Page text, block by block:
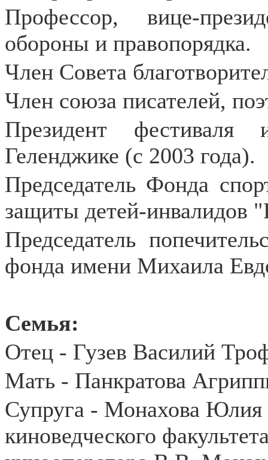
Профессор, вице-
обороны и правопорядка.
Член Совета
Член союза писателей,
Президент
Геленджике (с 2003 года).
Председатель Фонда
защиты детей-инвалидов
Председатель
фонда имени Михаила
Семья:
Отец - Гузев Василий
Мать - Панкратова
Супруга - Монахова
киноведческого